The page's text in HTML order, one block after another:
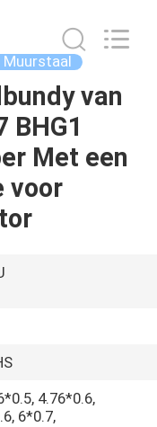
Muurstaal
van
BHG1
Met een
voor
4.76*0.6,
6*0.7,